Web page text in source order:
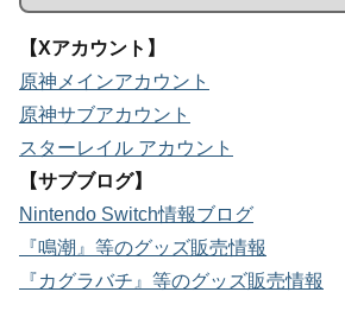
【Xアカウント】
原神メインアカウント
原神サブアカウント
スターレイル アカウント
【サブブログ】
Nintendo Switch情報ブログ
『鳴潮』等のグッズ販売情報
『カグラバチ』等のグッズ販売情報